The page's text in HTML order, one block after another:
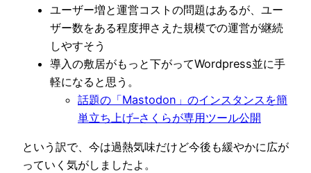
ユーザー増と運営コストの問題はあるが、ユー
ザー数をある程度押さえた規模での運営が継続
しやすそう
導入の敷居がもっと下がってWordpress並に手
軽になると思う。
話題の「Mastodon」のインスタンスを簡
単立ち上げ–さくらが専用ツール公開
という訳で、今は過熱気味だけど今後も緩やかに広が
っていく気がしましたよ。